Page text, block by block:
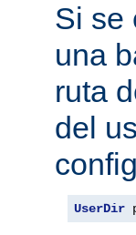
Si se
una
ruta
del
UserDir